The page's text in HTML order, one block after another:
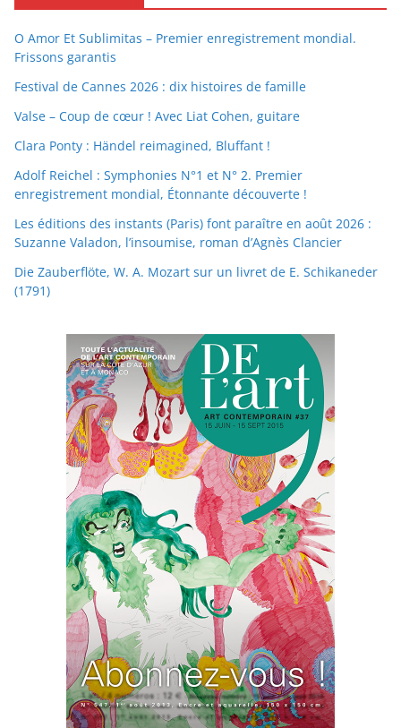
O Amor Et Sublimitas – Premier enregistrement mondial.
Frissons garantis
Festival de Cannes 2026 : dix histoires de famille
Valse – Coup de cœur ! Avec Liat Cohen, guitare
Clara Ponty : Händel reimagined, Bluffant !
Adolf Reichel : Symphonies N°1 et N° 2. Premier
enregistrement mondial, Étonnante découverte !
Les éditions des instants (Paris) font paraître en août 2026 :
Suzanne Valadon, l’insoumise, roman d’Agnès Clancier
Die Zauberflöte, W. A. Mozart sur un livret de E. Schikaneder
(1791)